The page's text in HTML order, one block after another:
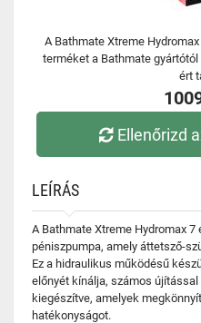
A Bathmate Xtreme
terméket a Bathmate
ért
Ellenőrizd
LEÍRÁS
A Bathmate Xtreme Hydromax
péniszpumpa, amely áttetsző-
Ez a hidraulikus működésű
előnyét kínálja, számos
kiegészítve, amelyek
hatékonyságot.